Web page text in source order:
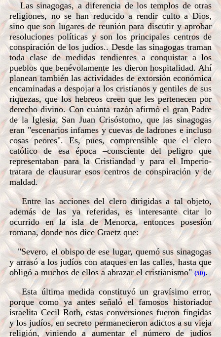
Las sinagogas, a diferencia de los templos de otras
religiones, no se han reducido a rendir culto a Dios,
sino que son lugares de reunión para discutir y aprobar
resoluciones políticas y son los principales centros de
conspiración de los judíos.. Desde las sinagogas traman
toda clase de medidas tendientes a conquistar a los
pueblos que benévolamente les dieron hospitalidad. Ahí
planean también las actividades de extorsión económica
encaminadas a despojar a los cristianos y gentiles de sus
riquezas, que los hebreos creen que les pertenecen por
derecho divino. Con cuánta razón afirmó el gran Padre
de la Iglesia, San Juan Crisóstomo, que las sinagogas
eran "escenarios infames y cuevas de ladrones e incluso
cosas peores". Es, pues, comprensible que el clero
católico de esa época –consciente del peligro que
representaban para la Cristiandad y para el Imperio-
tratara de clausurar esos centros de conspiración y de
maldad.
Entre las acciones del clero dirigidas a tal objeto,
además de las ya referidas, es interesante citar lo
ocurrido en la isla de Menorca, entonces posesión
romana, donde nos dice Graetz que:
"Severo, el obispo de ese lugar, quemó sus sinagogas
y arrasó a los judíos con ataques en las calles, hasta que
obligó a muchos de ellos a abrazar el cristianismo"(50).
Esta última medida constituyó un gravísimo error,
porque como ya antes señaló el famosos historiador
israelita Cecil Roth, estas conversiones fueron fingidas
y los judíos, en secreto permanecieron adictos a su vieja
religión, viniendo a aumentar el número de judíos